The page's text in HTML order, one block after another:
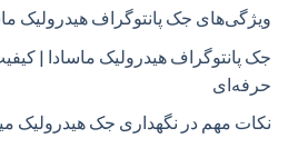
ویژگی‌های جک پانتوگراف هیدرولیک
جک پانتوگراف هیدرولیک ماسادا |
حرفه‌ای
نکات مهم در نگهداری جک هیدرولیک